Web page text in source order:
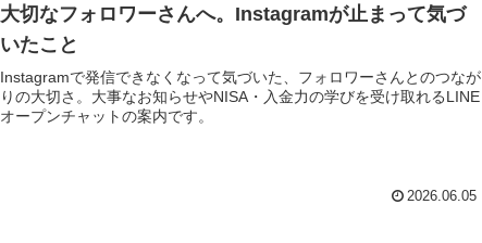
大切なフォロワーさんへ。Instagramが止まって気づ
いたこと
Instagramで発信できなくなって気づいた、フォロワーさんとのつなが
りの大切さ。大事なお知らせやNISA・入金力の学びを受け取れるLINE
オープンチャットの案内です。
2026.06.05